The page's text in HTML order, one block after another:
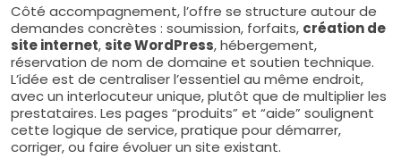
Côté accompagnement, l’offre se structure autour de
demandes concrètes : soumission, forfaits, création de
site internet, site WordPress, hébergement,
réservation de nom de domaine et soutien technique.
L’idée est de centraliser l’essentiel au même endroit,
avec un interlocuteur unique, plutôt que de multiplier les
prestataires. Les pages “produits” et “aide” soulignent
cette logique de service, pratique pour démarrer,
corriger, ou faire évoluer un site existant.